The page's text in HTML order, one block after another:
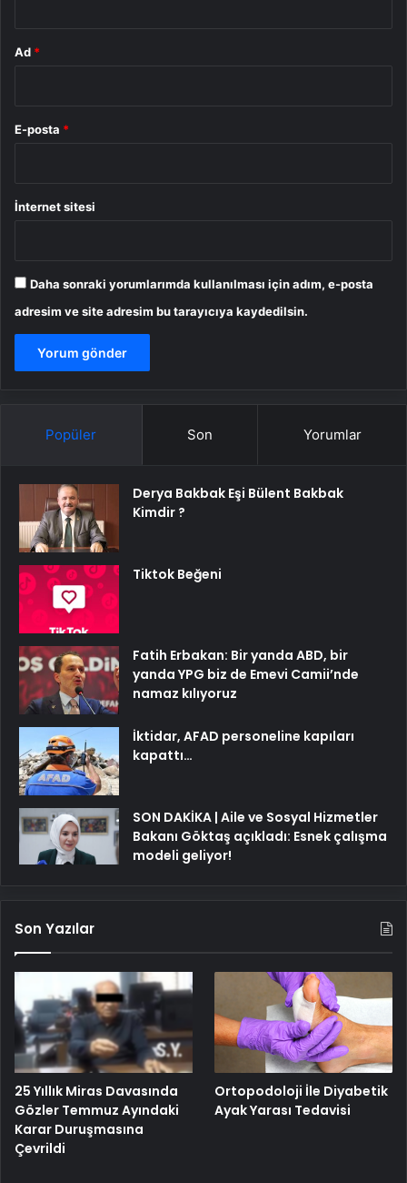
Ad *
E-posta *
İnternet sitesi
Daha sonraki yorumlarımda kullanılması için adım, e-posta
adresim ve site adresim bu tarayıcıya kaydedilsin.
Popüler Son Yorumlar
Derya Bakbak Eşi Bülent Bakbak
Kimdir ?
Tiktok Beğeni
Fatih Erbakan: Bir yanda ABD, bir
yanda YPG biz de Emevi Camii’nde
namaz kılıyoruz
İktidar, AFAD personeline kapıları
kapattı…
SON DAKİKA | Aile ve Sosyal Hizmetler
Bakanı Göktaş açıkladı: Esnek çalışma
modeli geliyor!
Son Yazılar
25 Yıllık Miras Davasında
Gözler Temmuz Ayındaki
Karar Duruşmasına
Çevrildi
Ortopodoloji İle Diyabetik
Ayak Yarası Tedavisi